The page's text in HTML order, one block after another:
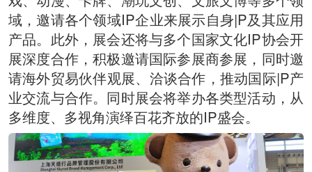
域，邀请各个领域IP企业来展示自身|P及其应用
产品。此外，展会还将与多个国家文化IP协会开
展深度合作，积极邀请国际参展商参展，同时邀
请海外贸易伙伴观展、洽谈合作，推动国际|P产
业交流与合作。同时展会将举办各类型活动，从
多维度、多视角演绎百花齐放的IP盛会。